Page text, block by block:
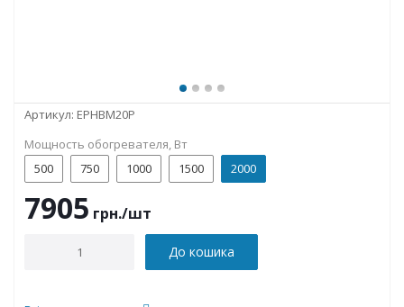
Артикул: EPHBM20P
Мощность обогревателя, Вт
500
750 1000 1500 2000
7905 грн./шт
До кошика